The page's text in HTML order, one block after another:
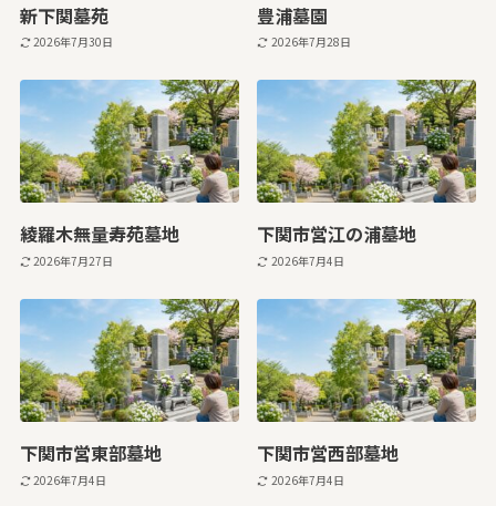
新下関墓苑
2026年7月30日
豊浦墓園
2026年7月28日
綾羅木無量寿苑墓地
2026年7月27日
下関市営江の浦墓地
2026年7月4日
下関市営東部墓地
2026年7月4日
下関市営西部墓地
2026年7月4日